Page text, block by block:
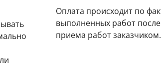
Оплата происходит по
выполненных работ после
приема работ заказчиком.